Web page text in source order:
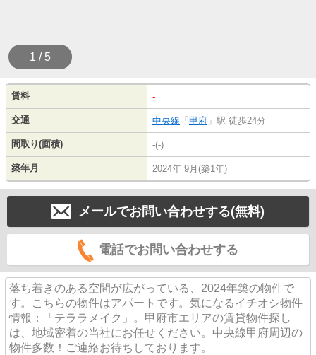
1 / 5
賃料 -
交通 中央線 「 甲府 」駅 徒歩24分
間取り(面積) -(-)
築年月 2024年 9月(築1年)
メールでお問い合わせする(無料)
電話でお問い合わせする
落ち着きのある空間が広がっている、2024年築の物件で
す。こちらの物件はアパートです。気になるイチオシ物件
情報：「テララメイク」。甲府市エリアの賃貸物件探し
は、地域密着の当社にお任せください。中央線甲府周辺の
物件多数！ご連絡お待ちしております。